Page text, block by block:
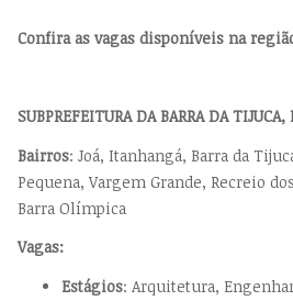
Confira as vagas disponíveis na
SUBPREFEITURA DA BARRA DA TIJUCA,
Bairros: Joá, Itanhangá, Barra da
Pequena, Vargem Grande, Recreio
Barra Olímpica
Vagas:
Estágios: Arquitetura,